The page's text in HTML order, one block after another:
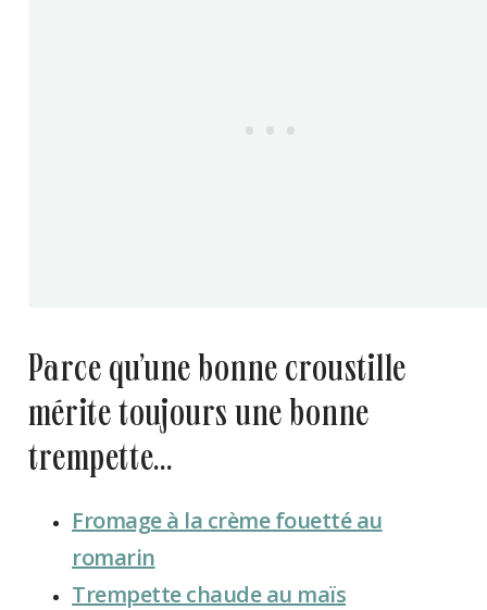
parce qu’une bonne croustille
mérite toujours une bonne
trempette…
Fromage à la crème fouetté au
romarin
Trempette chaude au maïs